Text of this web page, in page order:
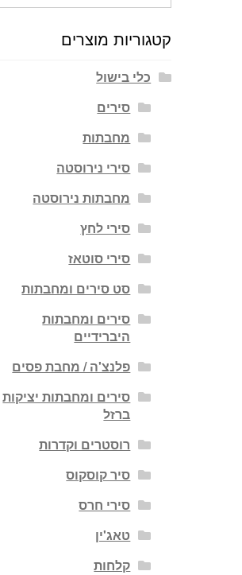
קטגוריות מוצרים
כלי בישול
סירים
מחבתות
סירי נירוסטה
מחבתות נירוסטה
סירי לחץ
סירי סוטאז
סט סירים ומחבתות
סירים ומחבתות
היברידיים
פלנצ'ה / מחבת פסים
סירים ומחבתות יציקות
ברזל
רוסטרים וקדרות
סיר קוסקוס
סירי חרס
טאג'ין
קלחות